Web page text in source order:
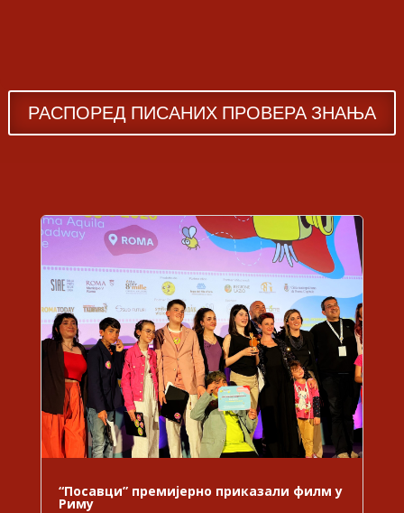
РАСПОРЕД ПИСАНИХ ПРОВЕРА ЗНАЊА
“Посавци” премијерно приказали филм у
Риму